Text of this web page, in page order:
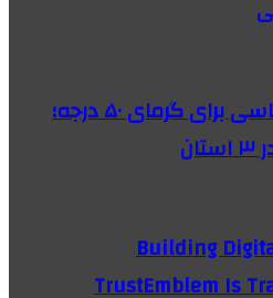
هشدار قرمز هواشناسی برای گرمای ۵۰ درجه؛
Building
TrustEmblem Is